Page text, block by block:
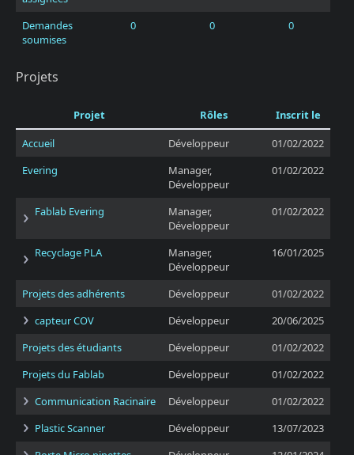
Demandes
soumises
0 0 0
Projets
Projet Rôles
Inscrit le
Accueil
Développeur
01/02/2022
Evering
Manager,
Développeur
01/02/2022
Fablab Evering
Manager,
Développeur
01/02/2022
Recyclage PLA
Manager,
Développeur
16/01/2025
Projets des adhérents Développeur
01/02/2022
capteur COV
Développeur
20/06/2025
Projets des étudiants
Développeur
01/02/2022
Projets du Fablab
Développeur
01/02/2022
Communication Racinaire
Développeur
01/02/2022
Plastic Scanner
Développeur
13/07/2023